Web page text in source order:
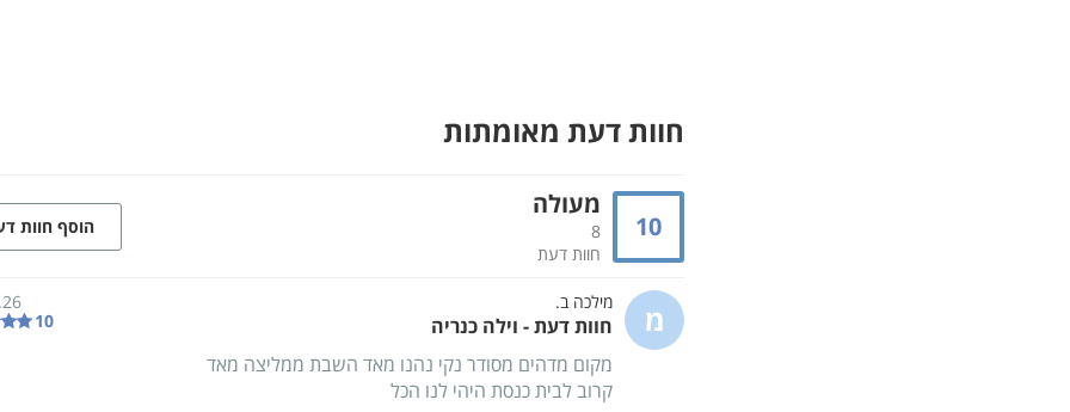
חוות דעת מאומתות
10
מעולה
8
חוות דעת
הוסף חוות
מ מילכה ב.
חוות דעת - וילה כנריה
10
מקום מדהים מסודר נקי נהנו מאד השבת ממליצה מאד
קרוב לבית כנסת היהי לנו הכל